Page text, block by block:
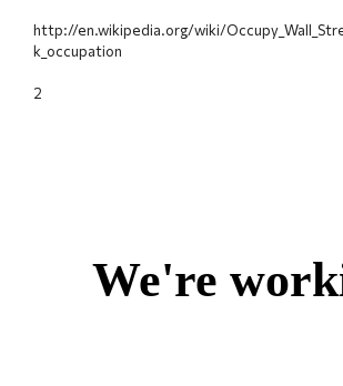
http://en.wikipedia.org/wiki/
k_occupation
2